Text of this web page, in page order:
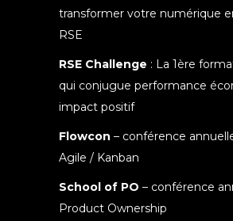
transformer votre numérique
RSE
RSE Challenge : La 1ère
qui conjugue performance
impact positif
Flowcon – conférence
Agile / Kanban
School of PO – conférence
Product Ownership